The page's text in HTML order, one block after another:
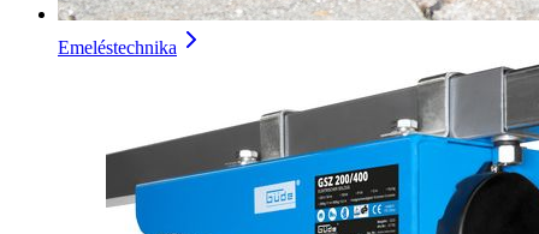
Emeléstechnika